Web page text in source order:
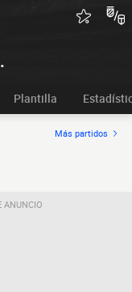
Plantilla
Más partidos
ANUNCIO